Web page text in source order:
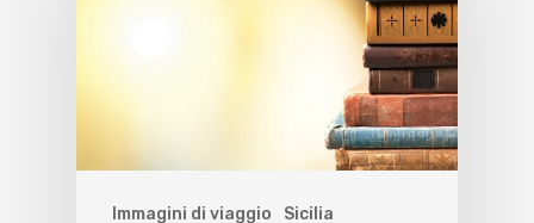
Immagini di viaggio Sicilia